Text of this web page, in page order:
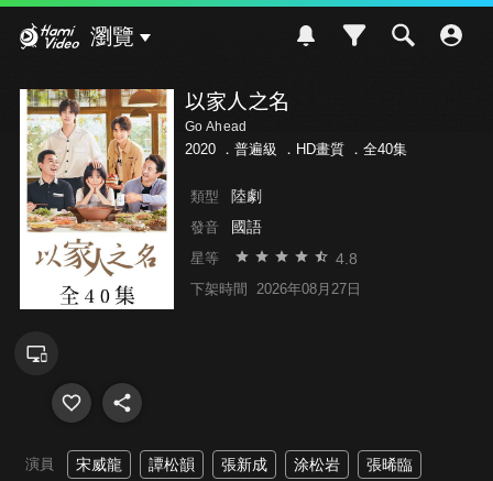
瀏覽
以家人之名
Go Ahead
2020 ． 普遍級 ．HD畫質 ．全40集
類型 陸劇
發音 國語
星等 4.8
下架時間 2026年08月27日
演員 宋威龍 譚松韻 張新成 涂松岩 張晞臨